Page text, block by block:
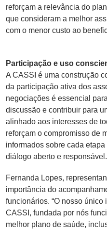
reforçam a relevância do
que consideram a melhor
com o menor custo ao
Participação e uso
A CASSI é uma construção
da participação ativa dos
negociações é essencial
discussão e contribuir para
alinhado aos interesses de
reforçam o compromisso de
informados sobre cada
diálogo aberto e responsável.
Fernanda Lopes,
importância do
funcionários. “O nosso único
CASSI, fundada por nós
melhor plano de saúde,